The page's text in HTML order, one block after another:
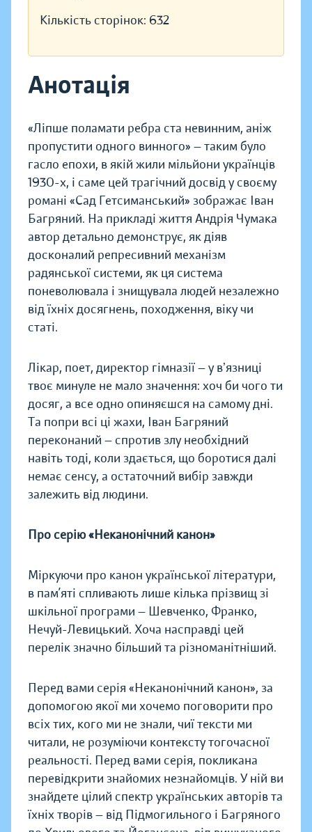
Кількість сторінок: 632
Анотація
«Ліпше поламати ребра ста невинним, аніж
пропустити одного винного» — таким було
гасло епохи, в якій жили мільйони українців
1930-х, і саме цей трагічний досвід у своєму
романі «Сад Гетсиманський» зображає Іван
Багряний. На прикладі життя Андрія Чумака
автор детально демонструє, як діяв
досконалий репресивний механізм
радянської системи, як ця система
поневолювала і знищувала людей незалежно
від їхніх досягнень, походження, віку чи
статі.
Лікар, поет, директор гімназії — у вʼязниці
твоє минуле не мало значення: хоч би чого ти
досяг, а все одно опиняєшся на самому дні.
Та попри всі ці жахи, Іван Багряний
переконаний — спротив злу необхідний
навіть тоді, коли здається, що боротися далі
немає сенсу, а остаточний вибір завжди
залежить від людини.
Про серію «Неканонічний канон»
Міркуючи про канон української літератури,
в пам’яті спливають лише кілька прізвищ зі
шкільної програми — Шевченко, Франко,
Нечуй-Левицький. Хоча насправді цей
перелік значно більший та різноманітніший.
Перед вами серія «Неканонічний канон», за
допомогою якої ми хочемо поговорити про
всіх тих, кого ми не знали, чиї тексти ми
читали, не розуміючи контексту тогочасної
реальності. Перед вами серія, покликана
перевідкрити знайомих незнайомців. У ній ви
знайдете цілий спектр українських авторів та
їхніх творів — від Підмогильного і Багряного